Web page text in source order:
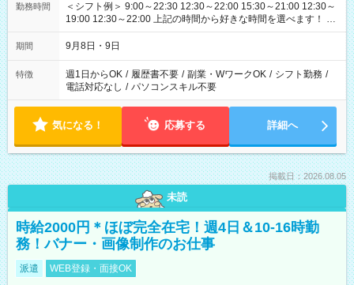
勤務時間
＜シフト例＞ 9:00～22:30 12:30～22:00 15:30～21:00 12:30～
19:00 12:30～22:00 上記の時間から好きな時間を選べます！ ※
時間は変更となる可能性があります
期間 9月8日・9日
特徴 週1日からOK / 履歴書不要 / 副業・WワークOK / シフト勤務 /
電話対応なし / パソコンスキル不要
気になる！ 応募する 詳細へ
掲載日：2026.08.05
未読
時給2000円＊ほぼ完全在宅！週4日＆10-16時勤
務！バナー・画像制作のお仕事
派遣 WEB登録・面接OK